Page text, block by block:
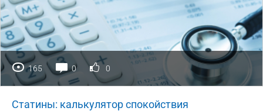
165 0 0
Статины: калькулятор спокойствия